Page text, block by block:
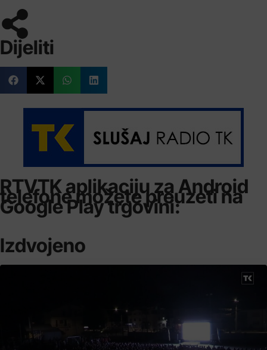
Dijeliti
RTVTK aplikaciju za Android
telefone možete preuzeti na
Google Play trgovini:
Izdvojeno